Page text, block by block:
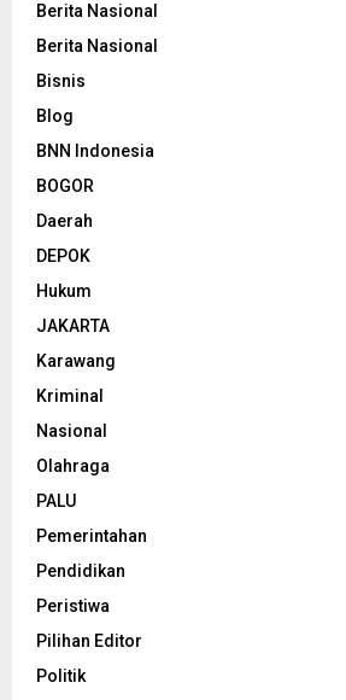
Berita Nasional
Berita Nasional
Bisnis
Blog
BNN Indonesia
BOGOR
Daerah
DEPOK
Hukum
JAKARTA
Karawang
Kriminal
Nasional
Olahraga
PALU
Pemerintahan
Pendidikan
Peristiwa
Pilihan Editor
Politik